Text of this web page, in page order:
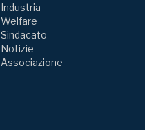
Industria
Welfare
Sindacato
Notizie
Associazione